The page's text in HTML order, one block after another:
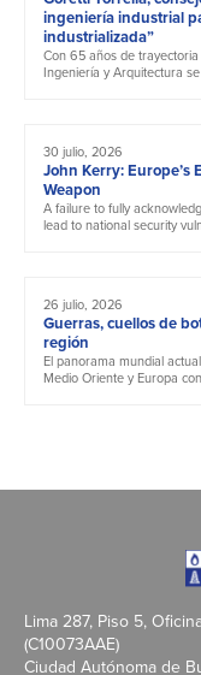
ingeniería industrial
industrializada”
Con 65 años de
Ingeniería y Arquitectura
30 julio, 2026
John Kerry:
Weapon
A failure to fully
lead to national security
26 julio, 2026
Guerras, cuellos de
región
El panorama mundial
Medio Oriente y Europa
Lima 287, Piso 5,
(C10073AAE)
Ciudad Autónoma de